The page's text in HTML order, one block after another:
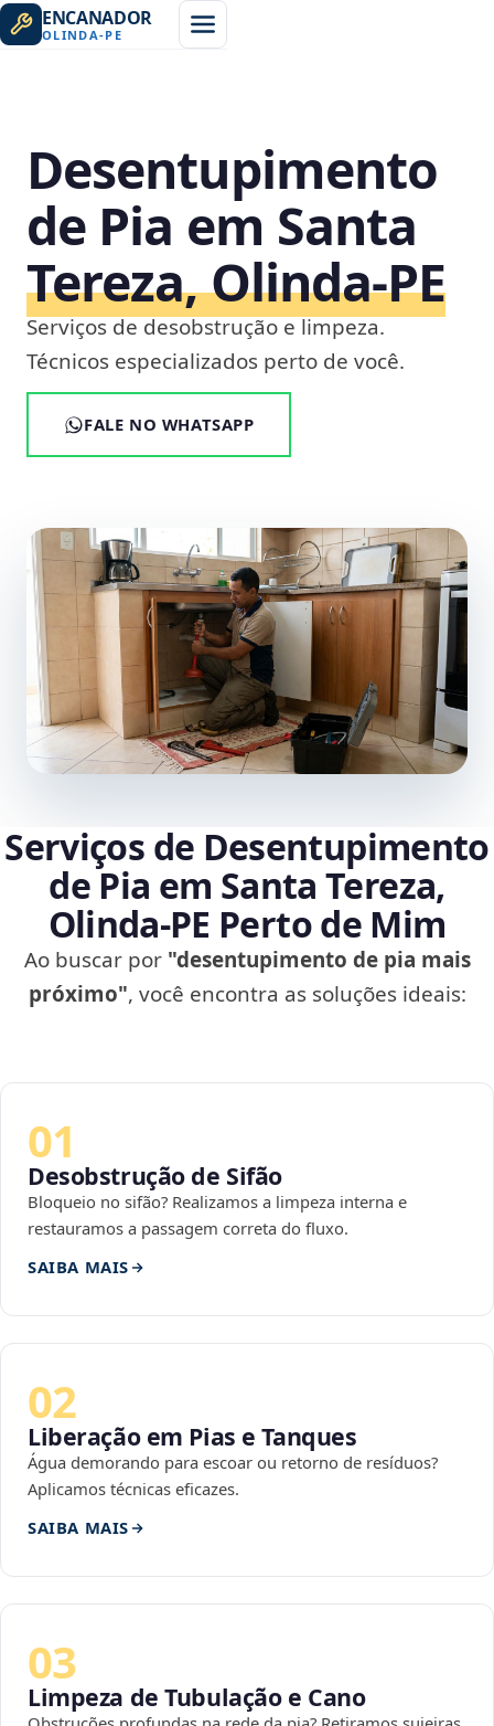
ENCANADOR
OLINDA-PE
Desentupimento
de Pia em Santa
Tereza, Olinda‑PE
Serviços de desobstrução e limpeza.
Técnicos especializados perto de você.
FALE NO WHATSAPP
Serviços de Desentupimento
de Pia em Santa Tereza,
Olinda‑PE Perto de Mim
Ao buscar por "desentupimento de pia mais
próximo", você encontra as soluções ideais:
01
Desobstrução de Sifão
Bloqueio no sifão? Realizamos a limpeza interna e
restauramos a passagem correta do fluxo.
SAIBA MAIS
02
Liberação em Pias e Tanques
Água demorando para escoar ou retorno de resíduos?
Aplicamos técnicas eficazes.
SAIBA MAIS
03
Limpeza de Tubulação e Cano